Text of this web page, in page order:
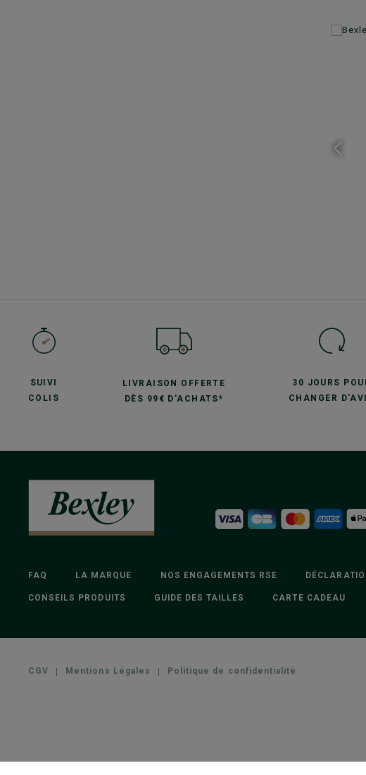
SUIVI
COLIS
LIVRAISON OFFERTE
DÈS 99€ D'ACHATS*
30 JOURS
CHANGER
FAQ LA MARQUE NOS ENGAGEMENTS RSE
CONSEILS PRODUITS GUIDE DES TAILLES CARTE CADEAU
CGV | Mentions Légales | Politique de confidentialité